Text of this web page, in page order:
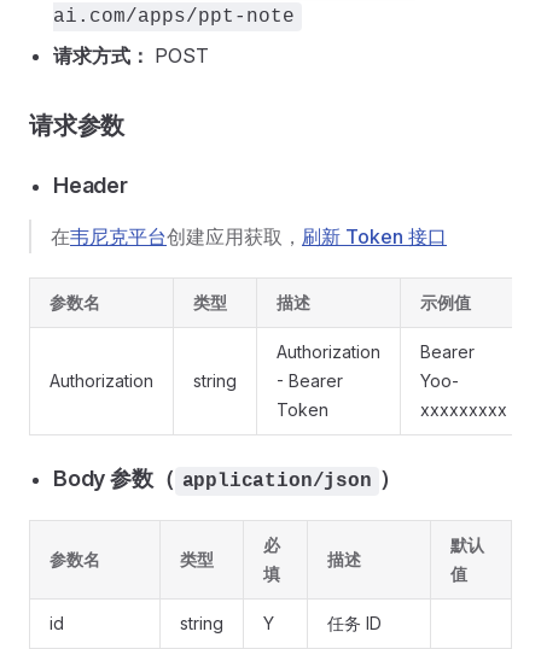
ai.com/apps/ppt-note
请求方式： POST
请求参数
Header
在韦尼克平台创建应用获取， 刷新 Token 接口
参数名 类型 描述 示例值
Authorization string
Authorization
- Bearer
Token
Bearer
Yoo-
xxxxxxxxx
Body 参数（ application/json ）
参数名 类型
必
填
描述
默认
值
id string Y 任务 ID